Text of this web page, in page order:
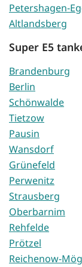
Petershagen-
Altlandsberg
Super E5
Brandenburg
Berlin
Schönwalde
Tietzow
Pausin
Wansdorf
Grünefeld
Perwenitz
Strausberg
Oberbarnim
Rehfelde
Prötzel
Reichenow-